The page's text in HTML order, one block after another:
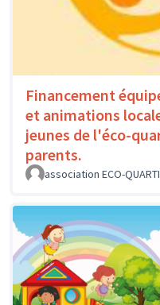
Financement
et animations
jeunes de l'éco-
parents.
association ECO-